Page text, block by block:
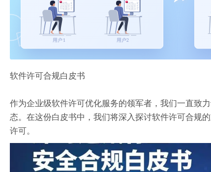
软件许可合规白皮书
作为企业级软件许可优化服务的领军者，我们一直致
态。在这份白皮书中，我们将深入探讨软件许可合规
许可。